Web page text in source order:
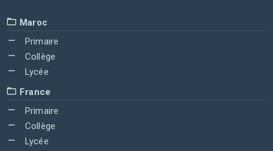
Maroc
Primaire
Collège
Lycée
France
Primaire
Collège
Lycée